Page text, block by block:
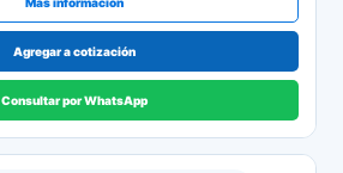
Agregar a cotización
Consultar por WhatsApp